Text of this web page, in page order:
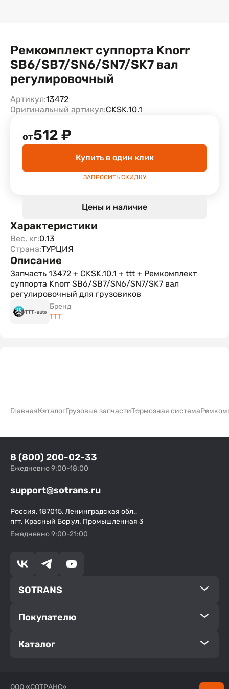
Ремкомплект суппорта Knorr
SB6/SB7/SN6/SN7/SK7 вал
регулировочный
Артикул:13472
Оригинальный артикул:CKSK.10.1
от512 ₽
Купить в один клик
ЗАПРОСИТЬ СКИДКУ
Цены и наличие
Характеристики
Вес, кг:0.13
Страна:ТУРЦИЯ
Описание
Запчасть 13472 + CKSK.10.1 + ttt + Ремкомплект
суппорта Knorr SB6/SB7/SN6/SN7/SK7 вал
регулировочный для грузовиков
Бренд
TTT
ГлавнаяКаталогГрузовые запчастиТормозная система
8 (800) 200-02-33
Ежедневно 9:00-18:00
support@sotrans.ru
Россия, 187015, Ленинградская обл.,
пгт. Красный Бор,ул. Промышленная 3
Ежедневно 9:00-21:00
SOTRANS
Покупателю
Каталог
ООО «СОТРАНС»